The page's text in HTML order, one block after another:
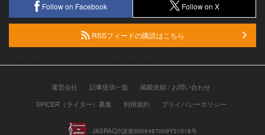
Follow on Facebook Follow on X
RSSフィードの購読はこちら
運営会社 記事提供一覧
掲載依頼 / お問い合わせ
SPICER（ライター）募集
利用規約 プライバシーポリシー
JASRAC許諾第9008487009Y31018号